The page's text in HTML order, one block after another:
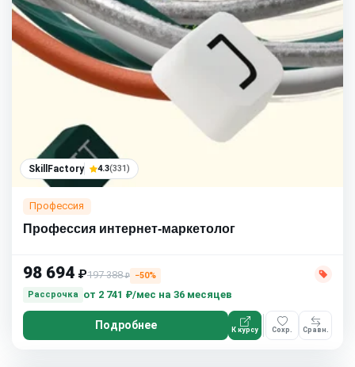
SkillFactory 4.3(331)
Профессия
Профессия интернет-маркетолог
98 694 ₽197 388₽
−50%
Рассрочка
от 2 741 ₽/мес на 36 месяцев
Подробнее К курсу Сохр. Сравн.